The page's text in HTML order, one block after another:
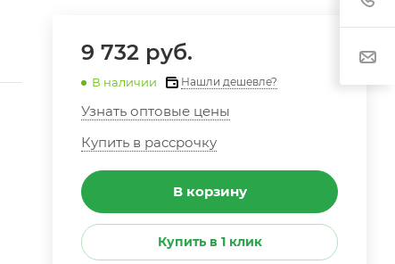
9 732 руб.
В наличии Нашли дешевле?
Узнать оптовые цены
Купить в рассрочку
В корзину
Купить в 1 клик